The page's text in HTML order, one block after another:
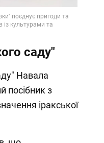
саду"
Навала
посібник з
іракської